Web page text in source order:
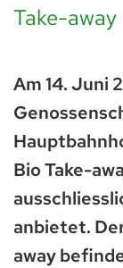
Take-away
Am 14. Juni
Bio Take-
anbietet.
away